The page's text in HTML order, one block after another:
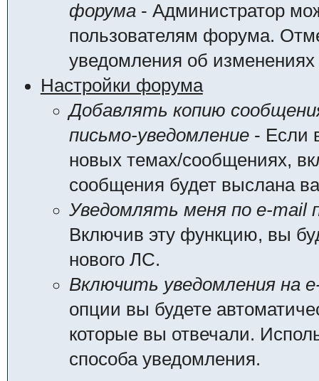
форума- Администратор
пользователям форума.
уведомления об
Настройки форума
Добавлять копию
письмо-уведомление- Если
новых темах/сообщениях,
сообщения будет выслана
Уведомлять меня по e-mail
Включив эту функцию, вы
нового ЛС.
Включить уведомления на
опции вы будете
которые вы отвечали.
способа уведомления.